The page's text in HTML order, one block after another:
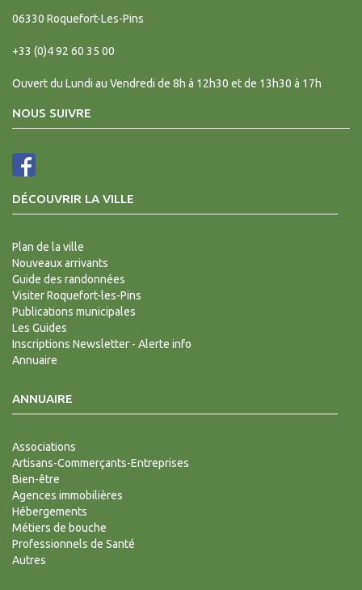
06330 Roquefort-Les-Pins
+33 (0)4 92 60 35 00
Ouvert du Lundi au Vendredi de 8h à 12h30 et de 13h30 à 17h
NOUS SUIVRE
DÉCOUVRIR LA VILLE
Plan de la ville
Nouveaux arrivants
Guide des randonnées
Visiter Roquefort-les-Pins
Publications municipales
Les Guides
Inscriptions Newsletter - Alerte info
Annuaire
ANNUAIRE
Associations
Artisans-Commerçants-Entreprises
Bien-être
Agences immobilières
Hébergements
Métiers de bouche
Professionnels de Santé
Autres